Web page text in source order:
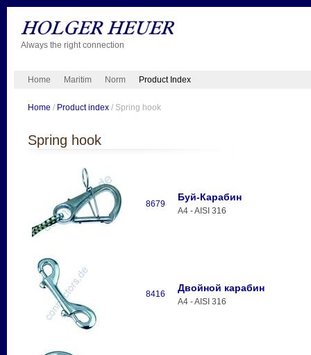
Always the right connection
Home Maritim Norm Product Index
Home / Product index/ Spring hook
Spring hook
8679
Буй-Карабин
A4 - AISI 316
8416
Двойной карабин
A4 - AISI 316